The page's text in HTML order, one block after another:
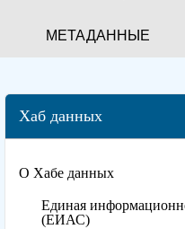
МЕТАДАННЫЕ
Хаб данных
О Хабе данных
Единая
(ЕИАС)